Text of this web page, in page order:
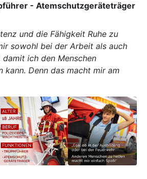
- Atemschutzgeräteträger
und die Fähigkeit Ruhe zu
sowohl bei der Arbeit als auch
damit ich den Menschen
kann. Denn das macht mir am